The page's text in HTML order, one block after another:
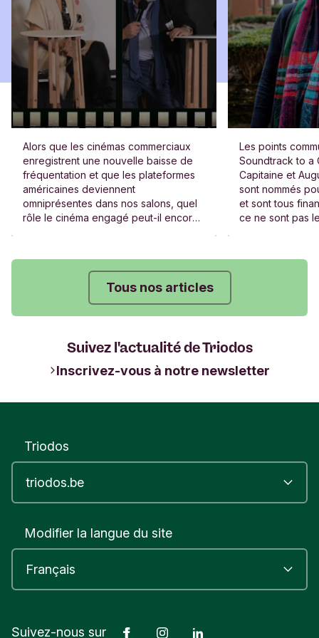
Alors que les cinémas commerciaux
enregistrent une nouvelle baisse de
fréquentation et que les plateformes
américaines deviennent
omniprésentes dans nos salons, quel
rôle le cinéma engagé peut-il encore
cinéastes engagés.
Les points
Soundtrack to a
Capitaine et
sont nommés
et sont tous
ce ne sont pas
Tous nos articles
Suivez l'actualité de Triodos
Inscrivez-vous à notre newsletter
Triodos
Modifier la langue du site
Suivez-nous sur FacebookInstagram